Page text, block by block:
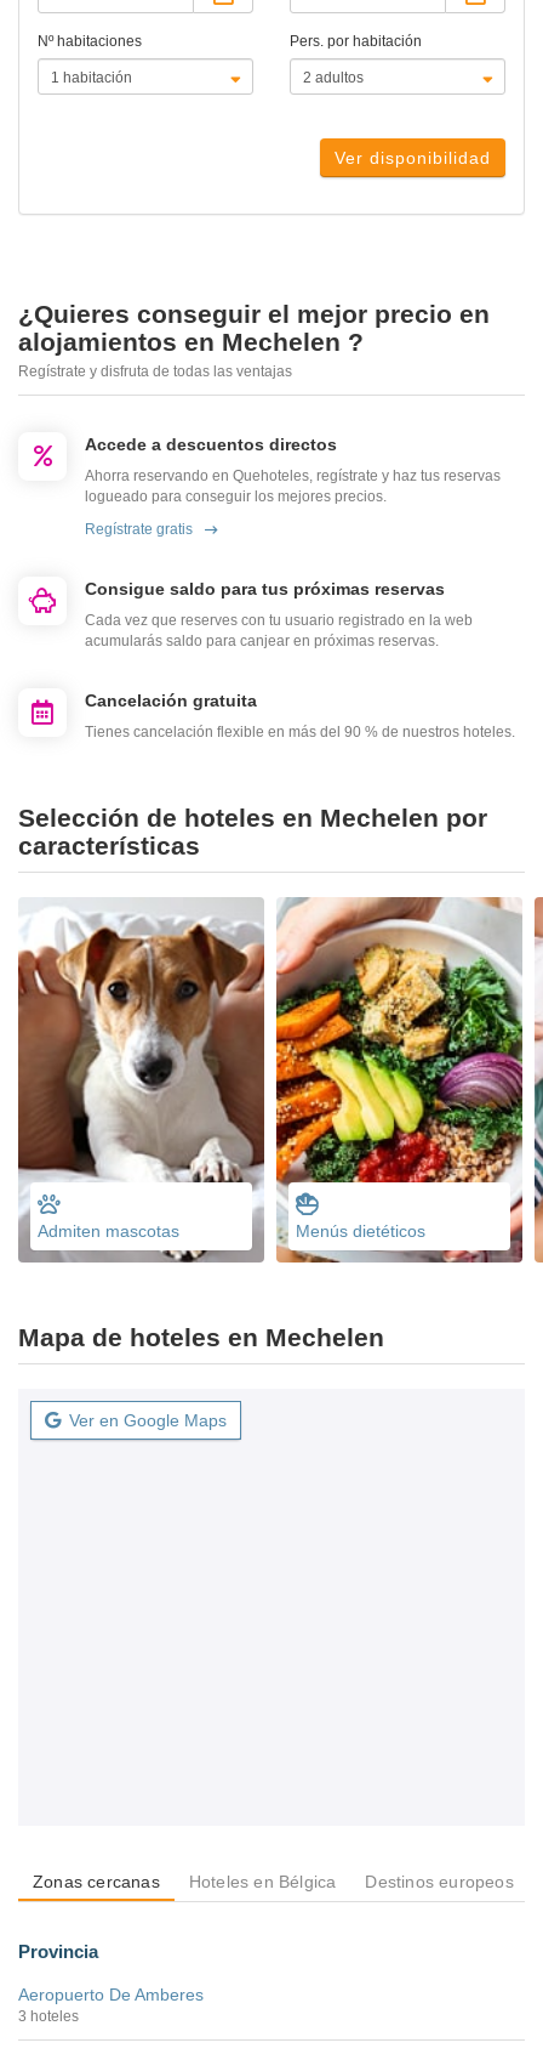
Nº habitaciones Pers. por habitación
Ver disponibilidad
¿Quieres conseguir el mejor precio en
alojamientos en Mechelen ?
Regístrate y disfruta de todas las ventajas
Accede a descuentos directos
Ahorra reservando en Quehoteles, regístrate y haz tus reservas
logueado para conseguir los mejores precios.
Regístrate gratis
Consigue saldo para tus próximas reservas
Cada vez que reserves con tu usuario registrado en la web
acumularás saldo para canjear en próximas reservas.
Cancelación gratuita
Tienes cancelación flexible en más del 90 % de nuestros hoteles.
Selección de hoteles en Mechelen por
características
Admiten mascotas Menús dietéticos
Mapa de hoteles en Mechelen
Ver en Google Maps
Zonas cercanas Hoteles en Bélgica Destinos europeos
Provincia
Aeropuerto De Amberes
3 hoteles